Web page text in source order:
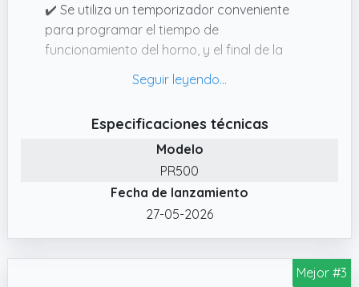
✔️ Se utiliza un temporizador conveniente
para programar el tiempo de
funcionamiento del horno, y el final de la
dispositivo también es fácil de limpiar y
✔️ Un especialista en asados, asados y
horneados. También puede usarlo para
cocinar y calentar alimentos en platos aptos
para horno.
✔️ Es muy espacioso (48 l) y cómodo de usar.
El horno está equipado con: un pincho
(rejilla),una placa para hornear, un soporte
Especificaciones técnicas
Modelo
PR500
Fecha de lanzamiento
27-05-2026
Mejor #3